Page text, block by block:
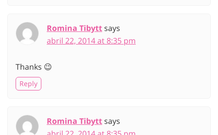
Romina Tibyttsays
abril 22, 2014 at 8:35 pm
Thanks 😉
Reply
Romina Tibyttsays